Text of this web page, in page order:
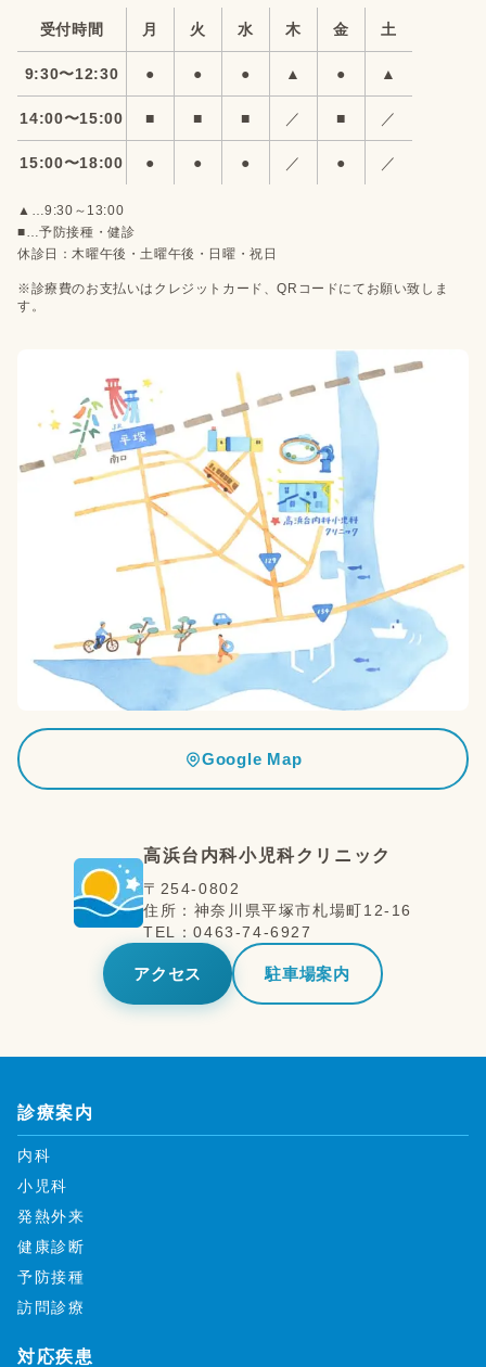
受付時間 月 火 水 木 金 土
9:30〜12:30 ● ● ● ▲ ● ▲
14:00〜15:00 ■ ■ ■ ／ ■ ／
15:00〜18:00 ● ● ● ／ ● ／
▲…9:30～13:00
■…予防接種・健診
休診日：木曜午後・土曜午後・日曜・祝日
※診療費のお支払いはクレジットカード、QRコードにてお願い致しま
す。
Google Map
高浜台内科小児科クリニック
〒 254-0802
住所： 神奈川県平塚市札場町12-16
TEL：0463-74-6927
アクセス 駐車場案内
診療案内
内科
小児科
発熱外来
健康診断
予防接種
訪問診療
対応疾患